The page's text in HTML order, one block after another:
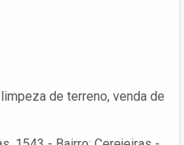
de terreno, venda de